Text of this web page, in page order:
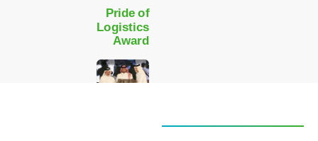
Pride of
Logistics
Award